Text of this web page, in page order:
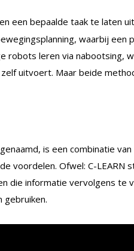
een bepaalde taak te laten
waarbij een
robots leren via nabootsing,
uitvoert. Maar beide
is een combinatie
voordelen. Ofwel: C-LEARN
die informatie vervolgens te
gebruiken.